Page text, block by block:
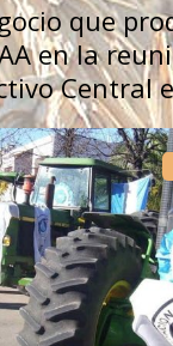
que
en la
Central